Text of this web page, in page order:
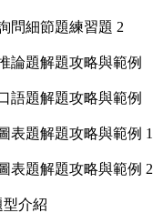
問細節題練習題 2
論題解題攻略與範例
語題解題攻略與範例
表題解題攻略與範例 1
表題解題攻略與範例 2
型介紹